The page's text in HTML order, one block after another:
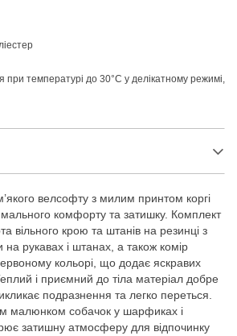
при температурі до 30°C у делікатному режимі,
велсофту з милим принтом коргі
комфорту та затишку. Комплект
вільного крою та штанів на резинці з
рукавах і штанах, а також комір
кольорі, що додає яскравих
і приємний до тіла матеріал добре
подразнення та легко переться.
малюнком собачок у шарфиках і
затишну атмосферу для відпочинку